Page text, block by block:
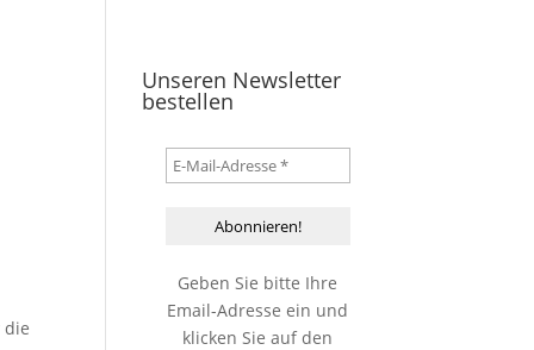
die
Unseren Newsletter
bestellen
Geben Sie bitte Ihre
Email-Adresse ein und
klicken Sie auf den